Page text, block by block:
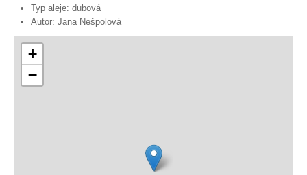
Typ aleje: dubová
Autor: Jana Nešpolová
+
−